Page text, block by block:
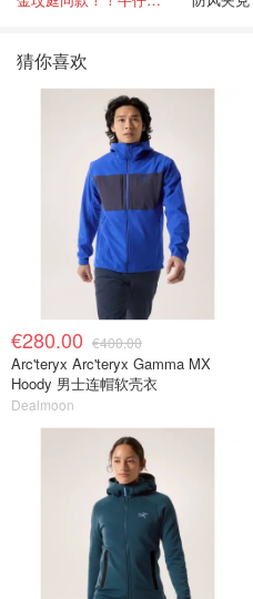
猜你喜欢
€280.00 €400.00
Arc'teryx Arc'teryx Gamma MX
Hoody 男士连帽软壳衣
Dealmoon